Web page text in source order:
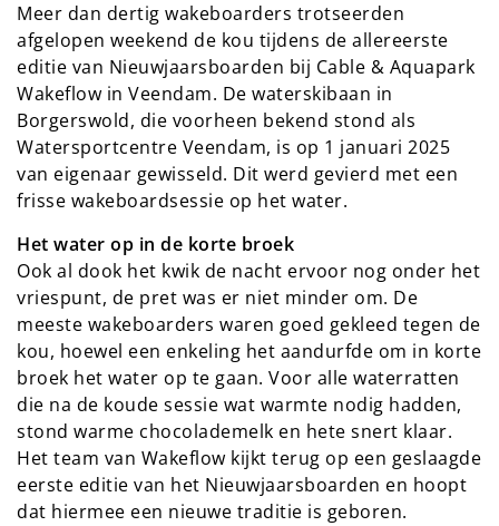
Meer dan dertig wakeboarders trotseerden
afgelopen weekend de kou tijdens de allereerste
editie van Nieuwjaarsboarden bij Cable & Aquapark
Wakeflow in Veendam. De waterskibaan in
Borgerswold, die voorheen bekend stond als
Watersportcentre Veendam, is op 1 januari 2025
van eigenaar gewisseld. Dit werd gevierd met een
frisse wakeboardsessie op het water.
Het water op in de korte broek
Ook al dook het kwik de nacht ervoor nog onder het
vriespunt, de pret was er niet minder om. De
meeste wakeboarders waren goed gekleed tegen de
kou, hoewel een enkeling het aandurfde om in korte
broek het water op te gaan. Voor alle waterratten
die na de koude sessie wat warmte nodig hadden,
stond warme chocolademelk en hete snert klaar.
Het team van Wakeflow kijkt terug op een geslaagde
eerste editie van het Nieuwjaarsboarden en hoopt
dat hiermee een nieuwe traditie is geboren.